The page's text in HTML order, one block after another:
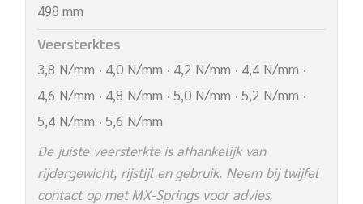
498 mm
Veersterktes
3,8 N/mm · 4,0 N/mm · 4,2 N/mm · 4,4 N/mm ·
4,6 N/mm · 4,8 N/mm · 5,0 N/mm · 5,2 N/mm ·
5,4 N/mm · 5,6 N/mm
De juiste veersterkte is afhankelijk van
rijdergewicht, rijstijl en gebruik. Neem bij twijfel
contact op met MX-Springs voor advies.